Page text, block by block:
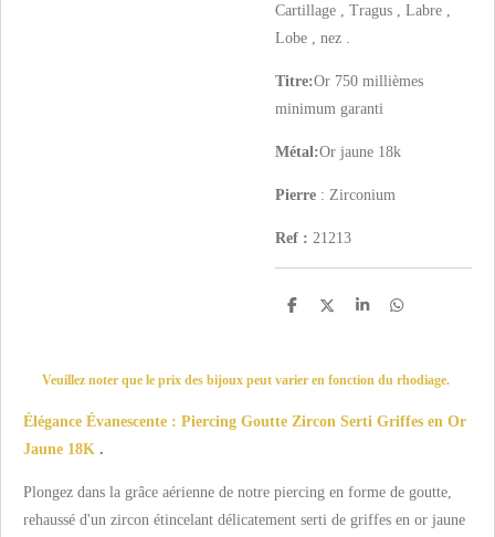
Cartillage , Tragus , Labre ,
Lobe , nez .
Titre:Or 750 millièmes
minimum garanti
Métal:Or jaune 18k
Pierre : Zirconium
Ref : 21213
P
a
g
r
P
a
g
r
P
g
r
P
g
r
Veuillez noter que le prix des bijoux peut varier en fonction du rhodiage.
Élégance Évanescente : Piercing Goutte Zircon Serti Griffes en Or
Jaune 18K .
Plongez dans la grâce aérienne de notre piercing en forme de goutte,
rehaussé d'un zircon étincelant délicatement serti de griffes en or jaune